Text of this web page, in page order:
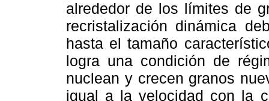
alrededor de los límites de
recristalización dinámica
hasta el tamaño
logra una condición de
nuclean y crecen granos
igual a la velocidad con la